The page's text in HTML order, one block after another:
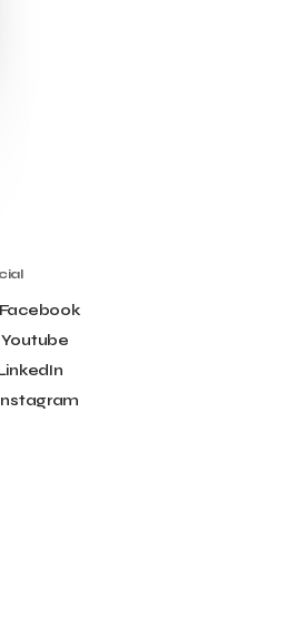
Suites
Facebook
Youtube